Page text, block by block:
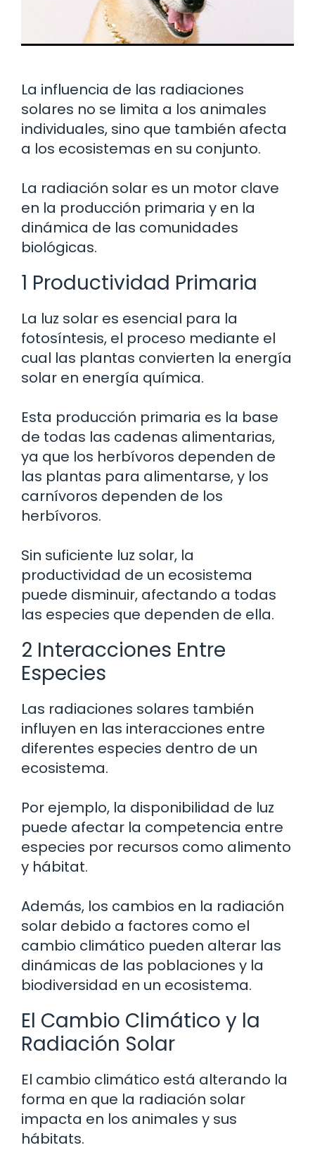
La influencia de las radiaciones
solares no se limita a los animales
individuales, sino que también afecta
a los ecosistemas en su conjunto.
La radiación solar es un motor clave
en la producción primaria y en la
dinámica de las comunidades
biológicas.
1 Productividad Primaria
La luz solar es esencial para la
fotosíntesis, el proceso mediante el
cual las plantas convierten la energía
solar en energía química.
Esta producción primaria es la base
de todas las cadenas alimentarias,
ya que los herbívoros dependen de
las plantas para alimentarse, y los
carnívoros dependen de los
herbívoros.
Sin suficiente luz solar, la
productividad de un ecosistema
puede disminuir, afectando a todas
las especies que dependen de ella.
2 Interacciones Entre
Especies
Las radiaciones solares también
influyen en las interacciones entre
diferentes especies dentro de un
ecosistema.
Por ejemplo, la disponibilidad de luz
puede afectar la competencia entre
especies por recursos como alimento
y hábitat.
Además, los cambios en la radiación
solar debido a factores como el
cambio climático pueden alterar las
dinámicas de las poblaciones y la
biodiversidad en un ecosistema.
El Cambio Climático y la
Radiación Solar
El cambio climático está alterando la
forma en que la radiación solar
impacta en los animales y sus
hábitats.